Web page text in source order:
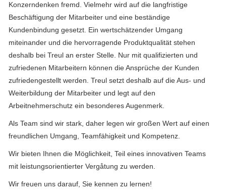
Konzerndenken fremd. Vielmehr wird auf die langfristige
Beschäftigung der Mitarbeiter und eine beständige
Kundenbindung gesetzt. Ein wertschätzender Umgang
miteinander und die hervorragende Produktqualität stehen
deshalb bei Treul an erster Stelle. Nur mit qualifizierten und
zufriedenen Mitarbeitern können die Ansprüche der Kunden
zufriedengestellt werden. Treul setzt deshalb auf die Aus- und
Weiterbildung der Mitarbeiter und legt auf den
Arbeitnehmerschutz ein besonderes Augenmerk.
Als Team sind wir stark, daher legen wir großen Wert auf einen
freundlichen Umgang, Teamfähigkeit und Kompetenz.
Wir bieten Ihnen die Möglichkeit, Teil eines innovativen Teams
mit leistungsorientierter Vergåtung zu werden.
Wir freuen uns darauf, Sie kennen zu lernen!